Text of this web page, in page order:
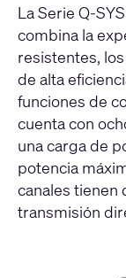
La Serie Q-
combina la
resistentes,
de alta
funciones de
cuenta con
una carga de
potencia
canales tienen
transmisión